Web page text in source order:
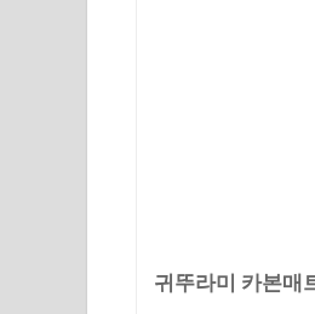
귀뚜라미 카본매